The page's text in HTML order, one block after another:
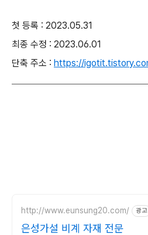
첫 등록 : 2023.05.31
최종 수정 : 2023.06.01
단축 주소 : https://
http://www.eunsung20.com/ 광고
은성가설 비계 자재 전문